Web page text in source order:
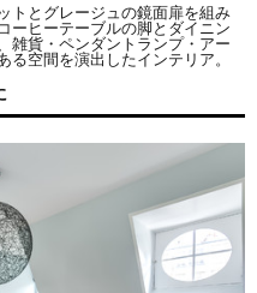
トとグレージュの鏡面扉を組み
ーヒーテーブルの脚とダイニン
雑貨・ペンダントランプ・アー
る空間を演出したインテリア。